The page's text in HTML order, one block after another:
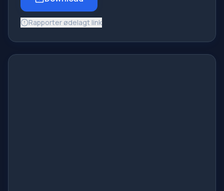
Rapporter ødelagt link